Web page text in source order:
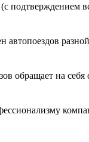
подтверждением
автопоездов
обращает на себя